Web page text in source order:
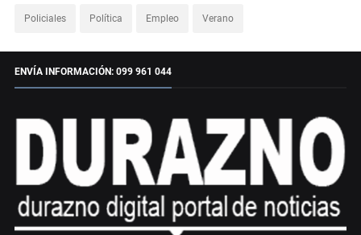
Policiales Política Empleo Verano
ENVÍA INFORMACIÓN: 099 961 044